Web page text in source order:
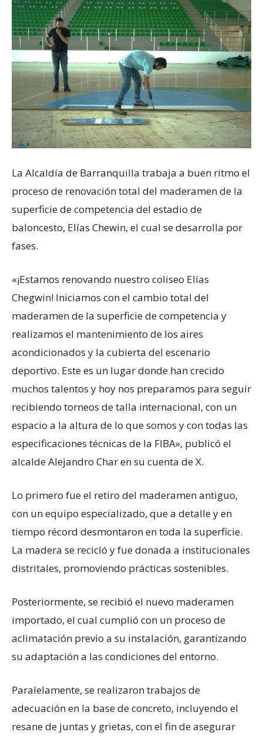
La Alcaldía de Barranquilla trabaja a buen ritmo el
proceso de renovación total del maderamen de la
superficie de competencia del estadio de
baloncesto, Elías Chewin, el cual se desarrolla por
fases.
«¡Estamos renovando nuestro coliseo Elías
Chegwin! Iniciamos con el cambio total del
maderamen de la superficie de competencia y
realizamos el mantenimiento de los aires
acondicionados y la cubierta del escenario
deportivo. Este es un lugar donde han crecido
muchos talentos y hoy nos preparamos para seguir
recibiendo torneos de talla internacional, con un
espacio a la altura de lo que somos y con todas las
especificaciones técnicas de la FIBA», publicó el
alcalde Alejandro Char en su cuenta de X.
Lo primero fue el retiro del maderamen antiguo,
con un equipo especializado, que a detalle y en
tiempo récord desmontaron en toda la superficie.
La madera se recicló y fue donada a institucionales
distritales, promoviendo prácticas sostenibles.
Posteriormente, se recibió el nuevo maderamen
importado, el cual cumplió con un proceso de
aclimatación previo a su instalación, garantizando
su adaptación a las condiciones del entorno.
Paralelamente, se realizaron trabajos de
adecuación en la base de concreto, incluyendo el
resane de juntas y grietas, con el fin de asegurar